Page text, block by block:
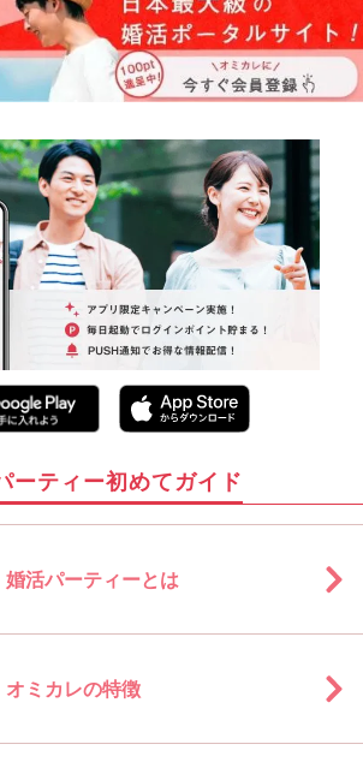
ーティー初めてガイド
婚活パーティーとは
オミカレの特徴